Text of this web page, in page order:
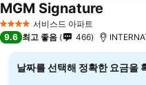
4 성급 서비스드 아파트
MGM Signature
9.6 최고 좋음 466
날짜를 선택해 정확한 요금을